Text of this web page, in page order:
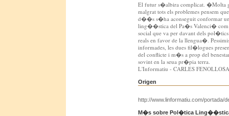
El futur s�albira complicat. �Molta
malgrat tots els problemes pensem
d��s s�ha aconseguit conformar
ling��stica del Pa�s Valenci� com
social que va per davant dels
reals en favor de la llengua�.
informades, les dues fil�logues
del conflicte i m�s a prop del
sovint en la seua pr�pia terra.
L'Informatiu - CARLES FENOLLOSA
Origen
http://www.linformatiu.com/portada/
M�s sobre Pol�tica Ling��stica